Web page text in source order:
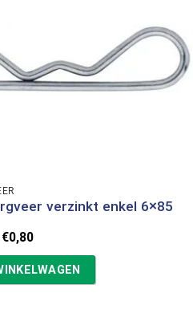
verzinkt enkel 6×85
Oorspronkelijke
prijs
€0,94.
€0,80Huidige
€0,80.